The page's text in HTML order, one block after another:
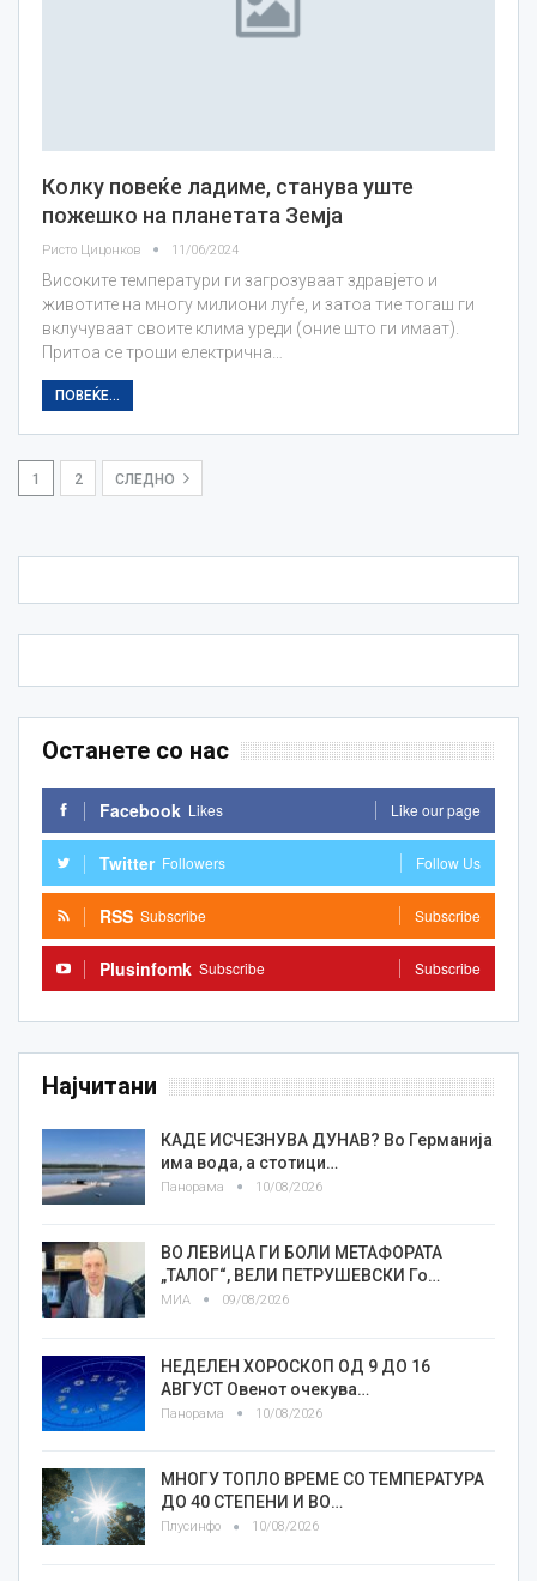
Колку повеќе ладиме, станува уште
пожешко на планетата Земја
Ристо Цицонков 11/06/2024
Високите температури ги загрозуваат здравјето и
животите на многу милиони луѓе, и затоа тие тогаш ги
вклучуваат своите клима уреди (оние што ги имаат).
Притоа се троши електрична…
ПОВЕЌЕ...
1 2 СЛЕДНО
Останете со нас
Facebook Likes Like our page
Twitter Followers Follow Us
RSS Subscribe Subscribe
Plusinfomk Subscribe Subscribe
Најчитани
КАДЕ ИСЧЕЗНУВА ДУНАВ? Во Германија
има вода, а стотици…
Панорама 10/08/2026
ВО ЛЕВИЦА ГИ БОЛИ МЕТАФОРАТА
„ТАЛОГ“, ВЕЛИ ПЕТРУШЕВСКИ Го…
МИА 09/08/2026
НЕДЕЛЕН ХОРОСКОП ОД 9 ДО 16
АВГУСТ Овенот очекува…
Панорама 10/08/2026
МНОГУ ТОПЛО ВРЕМЕ СО ТЕМПЕРАТУРА
ДО 40 СТЕПЕНИ И ВО…
Плусинфо 10/08/2026